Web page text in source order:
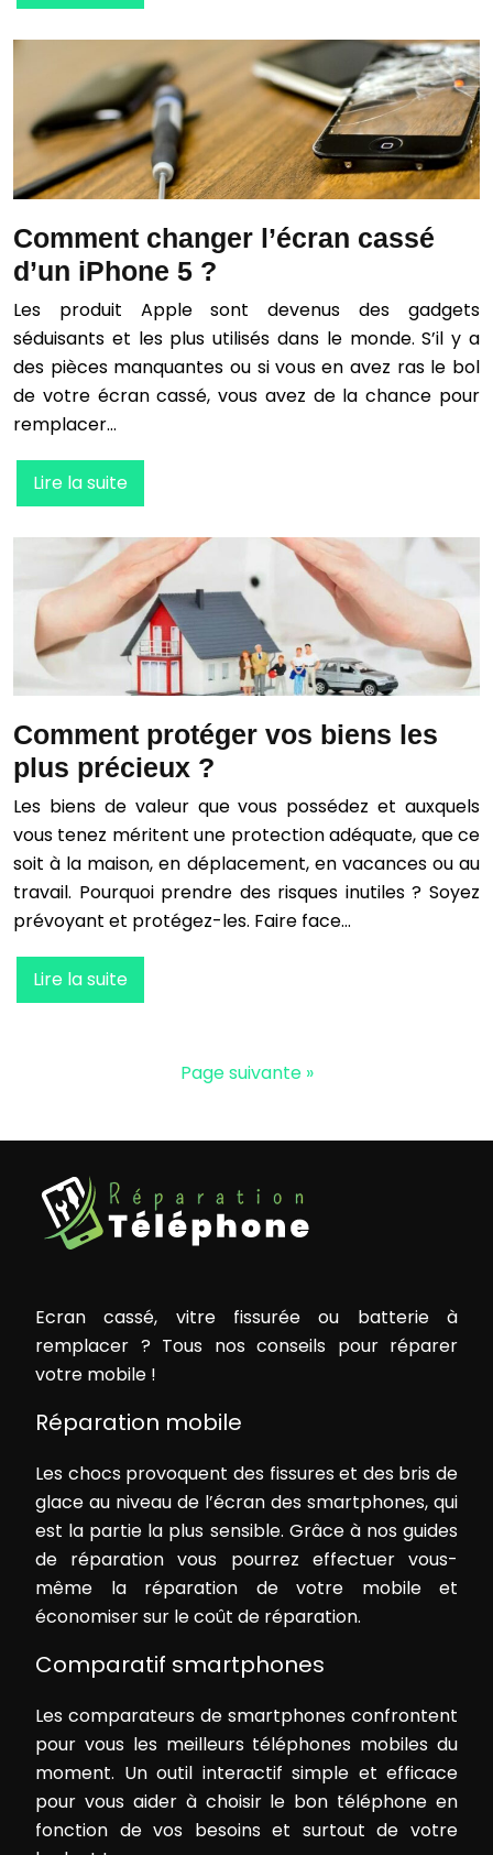
Comment changer l’écran cassé
d’un iPhone 5 ?
Les produit Apple sont devenus des gadgets
séduisants et les plus utilisés dans le monde. S’il y a
des pièces manquantes ou si vous en avez ras le bol
de votre écran cassé, vous avez de la chance pour
remplacer…
Lire la suite
Comment protéger vos biens les
plus précieux ?
Les biens de valeur que vous possédez et auxquels
vous tenez méritent une protection adéquate, que ce
soit à la maison, en déplacement, en vacances ou au
travail. Pourquoi prendre des risques inutiles ? Soyez
prévoyant et protégez-les. Faire face…
Lire la suite
Page suivante »
Ecran cassé, vitre fissurée ou batterie à
remplacer ? Tous nos conseils pour réparer
votre mobile !
Réparation mobile
Les chocs provoquent des fissures et des bris de
glace au niveau de l’écran des smartphones, qui
est la partie la plus sensible. Grâce à nos guides
de réparation vous pourrez effectuer vous-
même la réparation de votre mobile et
économiser sur le coût de réparation.
Comparatif smartphones
Les comparateurs de smartphones confrontent
pour vous les meilleurs téléphones mobiles du
moment. Un outil interactif simple et efficace
pour vous aider à choisir le bon téléphone en
fonction de vos besoins et surtout de votre